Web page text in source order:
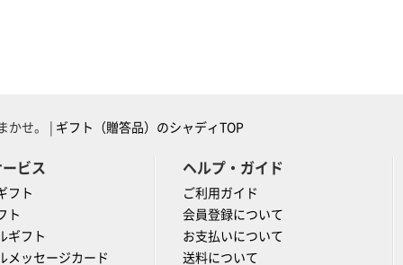
かせ。 | ギフト（贈答品）のシャディTOP
ビス
フト
ト
ギフト
メッセージカード
ヘルプ・ガイド
ご利用ガイド
会員登録について
お支払いについて
送料について